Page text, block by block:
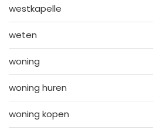
westkapelle
weten
woning
woning huren
woning kopen